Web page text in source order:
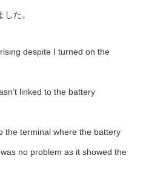
た。
despite I turned on the
linked to the battery
the terminal where the battery
no problem as it showed the